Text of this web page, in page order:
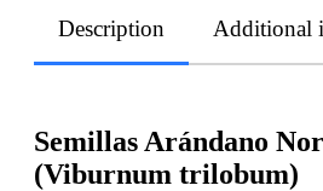
Description Additional
Semillas Arándano
(Viburnum trilobum)